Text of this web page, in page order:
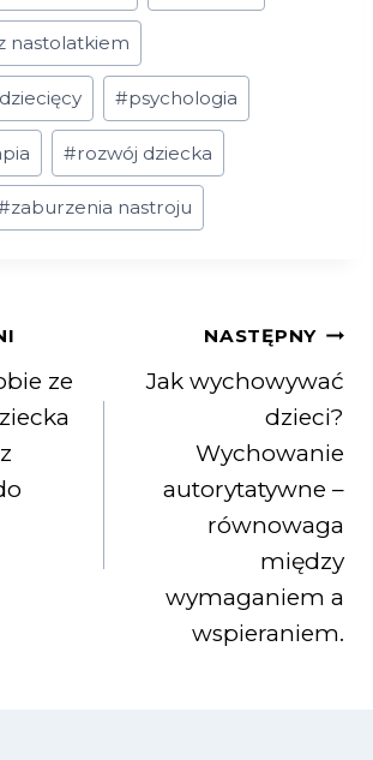
nastolatkiem
#psychologia
#rozwój dziecka
zaburzenia nastroju
ze
NASTĘPNY
Jak wychowywać
dzieci?
Wychowanie
autorytatywne –
równowaga
między
wymaganiem a
wspieraniem.